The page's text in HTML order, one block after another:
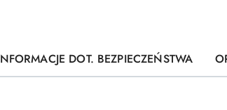
DOT. BEZPIECZEŃSTWA